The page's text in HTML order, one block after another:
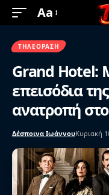
Aa
ΤΗΛΕΌΡΑΣΗ
Grand Hotel:
επεισόδια
ανατροπή
Δέσποινα ΙωάννουΚυριακή